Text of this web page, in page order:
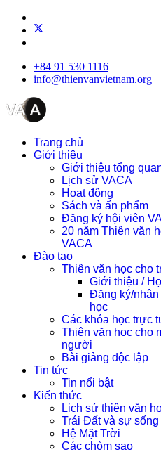
+84 91 530 1116
info@thienvanvietnam.org
Trang chủ
Giới thiệu
Giới thiệu tổng
Lịch sử VACA
Hoạt động
Sách và ấn phẩm
Đăng ký hội viên
20 năm Thiên văn
VACA
Đào tạo
Thiên văn học cho
Giới thiệu /
Đăng ký/
học
Các khóa học trực
Thiên văn học cho
người
Bài giảng độc lập
Tin tức
Tin nổi bật
Kiến thức
Lịch sử thiên văn
Trái Đất và sự sống
Hệ Mặt Trời
Các chòm sao